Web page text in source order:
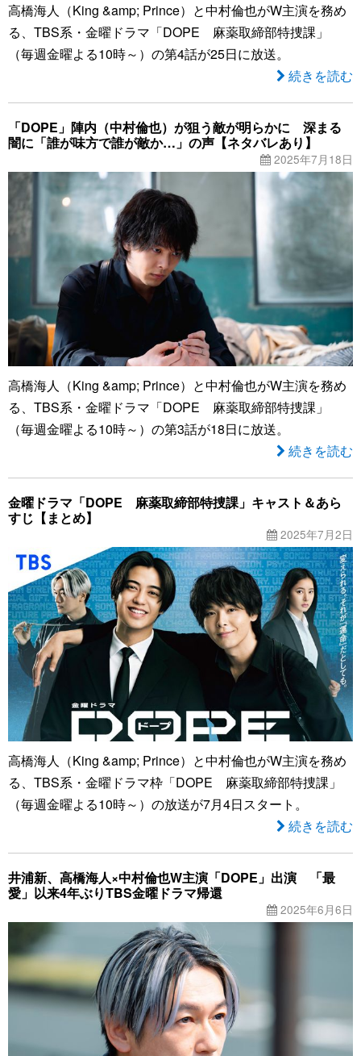
高橋海人（King &amp; Prince）と中村倫也がW主演を務め
る、TBS系・金曜ドラマ「DOPE 麻薬取締部特捜課」
（毎週金曜よる10時～）の第4話が25日に放送。
続きを読む
「DOPE」陣内（中村倫也）が狙う敵が明らかに 深まる
闇に「誰が味方で誰が敵か…」の声【ネタバレあり】
2025年7月18日
高橋海人（King &amp; Prince）と中村倫也がW主演を務め
る、TBS系・金曜ドラマ「DOPE 麻薬取締部特捜課」
（毎週金曜よる10時～）の第3話が18日に放送。
続きを読む
金曜ドラマ「DOPE 麻薬取締部特捜課」キャスト＆あら
すじ【まとめ】
2025年7月2日
高橋海人（King &amp; Prince）と中村倫也がW主演を務め
る、TBS系・金曜ドラマ枠「DOPE 麻薬取締部特捜課」
（毎週金曜よる10時～）の放送が7月4日スタート。
続きを読む
井浦新、高橋海人×中村倫也W主演「DOPE」出演 「最
愛」以来4年ぶりTBS金曜ドラマ帰還
2025年6月6日